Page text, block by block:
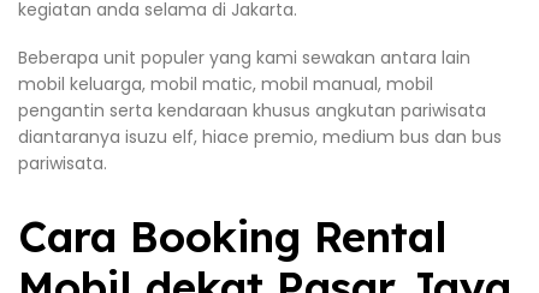
kegiatan anda selama di Jakarta.
Beberapa unit populer yang kami sewakan antara lain
mobil keluarga, mobil matic, mobil manual, mobil
pengantin serta kendaraan khusus angkutan pariwisata
diantaranya isuzu elf, hiace premio, medium bus dan bus
pariwisata.
Cara Booking Rental